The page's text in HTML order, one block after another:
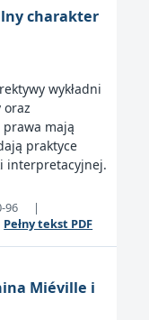
charakter
wykładni
oraz
prawa mają
praktyce
interpretacyjnej.
96
|
Pełny tekst PDF
Miéville i